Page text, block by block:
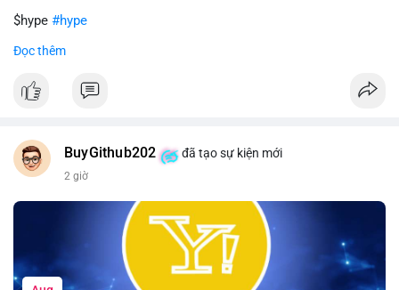
nắm giữ vị thế hiện tại.
#60btc #dongtiencavoi
$hype #hype
#vlikevn
📰 Nguồn: CoinDesk
Đọc thêm
BuyGithub202 đã tạo sự kiện mới
2 giờ